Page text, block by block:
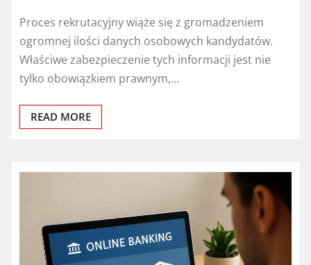
Proces rekrutacyjny wiąże się z gromadzeniem
ogromnej ilości danych osobowych kandydatów.
Właściwe zabezpieczenie tych informacji jest nie
tylko obowiązkiem prawnym,…
READ MORE